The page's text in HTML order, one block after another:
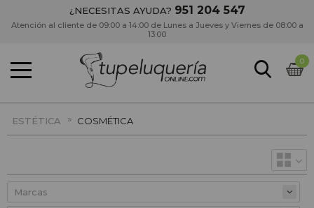
¿NECESITAS AYUDA? 951 204 547
Atención al cliente de 09:00 a 14:00 de Lunes a Jueves y Viernes de 08:00 a
13:00
0
ESTÉTICA » COSMÉTICA